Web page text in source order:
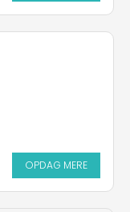
OPDAG MERE